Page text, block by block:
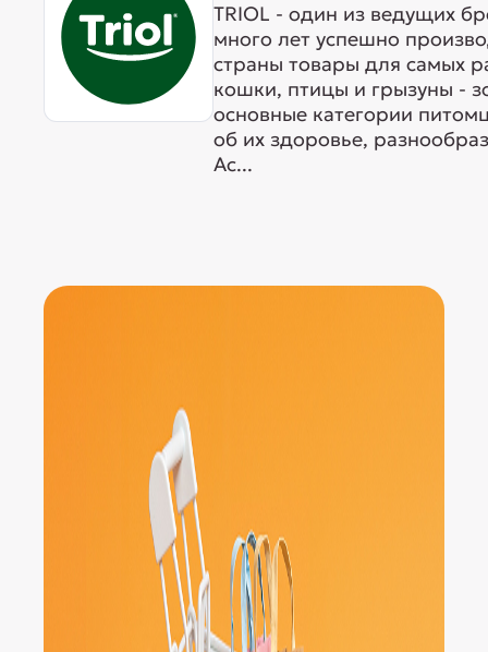
TRIOL - один из ведущих
много лет успешно
страны товары для самых
кошки, птицы и грызуны -
основные категории
об их здоровье,
Ас...